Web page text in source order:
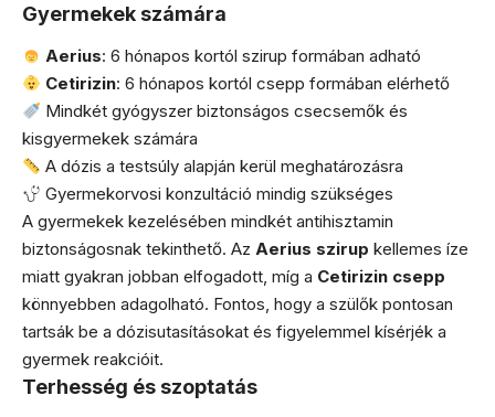
Gyermekek számára
Aerius: 6 hónapos kortól szirup formában adható
Cetirizin: 6 hónapos kortól csepp formában elérhető
Mindkét gyógyszer biztonságos csecsemők és
kisgyermekek számára
A dózis a testsúly alapján kerül meghatározásra
Gyermekorvosi konzultáció mindig szükséges
A gyermekek kezelésében mindkét antihisztamin
biztonságosnak tekinthető. Az Aerius szirup kellemes íze
miatt gyakran jobban elfogadott, míg a Cetirizin csepp
könnyebben adagolható. Fontos, hogy a szülők pontosan
tartsák be a dózisutasításokat és figyelemmel kísérjék a
gyermek reakcióit.
Terhesség és szoptatás